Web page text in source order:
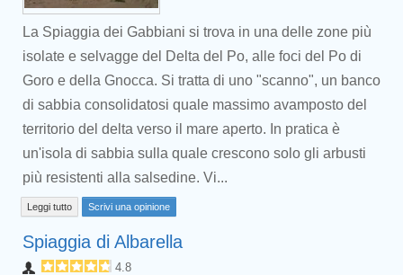
La Spiaggia dei Gabbiani si trova in una delle zone più
isolate e selvagge del Delta del Po, alle foci del Po di
Goro e della Gnocca. Si tratta di uno "scanno", un banco
di sabbia consolidatosi quale massimo avamposto del
territorio del delta verso il mare aperto. In pratica è
un'isola di sabbia sulla quale crescono solo gli arbusti
più resistenti alla salsedine. Vi...
Leggi tutto Scrivi una opinione
Spiaggia di Albarella
4.8